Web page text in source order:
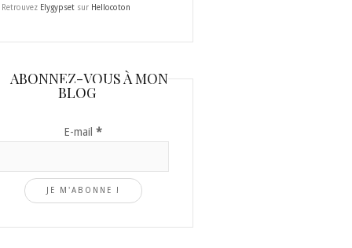
Retrouvez Elygypsetsur Hellocoton
ABONNEZ-VOUS À MON
BLOG
E-mail*